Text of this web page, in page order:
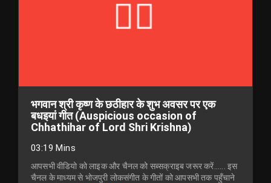
भगवान श्री कृष्ण के छठीहार के शुभ अवसर पर एक
बधइयां गीत (Auspicious occasion of
Chhathihar of Lord Shri Krishna)
03:19 Mins
आपसभी वीडियो को लाइक और चैनल को सब्सक्राइब जरूर करें...... इस
चैनल के माध्यम से भोजपुरी लोकसंगीत के गीतों को आपसभी तक पहुँचाने